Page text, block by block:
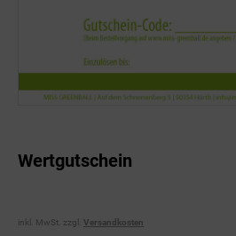
Wertgutschein
inkl. MwSt. zzgl. Versandkosten